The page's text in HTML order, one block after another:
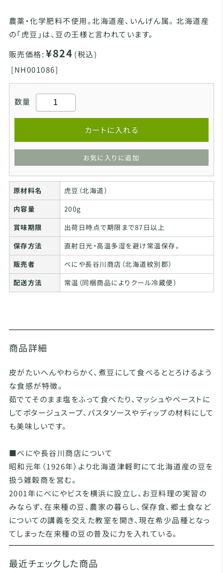
農薬・化学肥料不使用。北海道産、いんげん属。 北海道産
の「虎豆」は、豆の王様と言われています。
販売価格: ¥824 (税込)
[NH001086]
数量
カートに入れる
お気に入りに追加
原材料名
虎豆（北海道）
内容量
200g
賞味期限
出荷日時点で期限まで87日以上
保存方法
直射日光・高温多湿を避け常温保存。
販売者
べにや長谷川商店（北海道紋別郡）
配送方法
常温（同梱商品によりクール冷蔵便）
商品詳細
皮がたいへんやわらかく、煮豆にして食べるととろけるよう
な食感が特徴。
茹でてそのまま塩をふって食べたり、マッシュやペーストに
してポタージュスープ、パスタソースやディップの材料にして
も美味しいです。
■べにや長谷川商店について
昭和元年（1926年）より北海道津軽町にて北海道産の豆を
扱う雑穀商を営む。
2001年にべにやビスを横浜に設立し、お豆料理の実習の
みならず、在来種の豆、農家の暮らし、保存食、郷土食など
についての講義を交えた教室を開き、現在希少品種となっ
てしまった在来種の豆の普及に力を入れている。
最近チェックした商品